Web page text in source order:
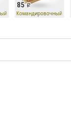
билет
85
Командировочный